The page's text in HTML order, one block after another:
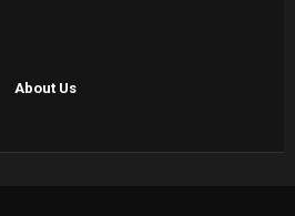
About Us